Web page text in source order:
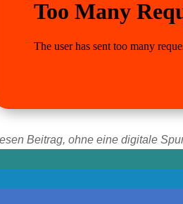
Beitrag, ohne eine digitale